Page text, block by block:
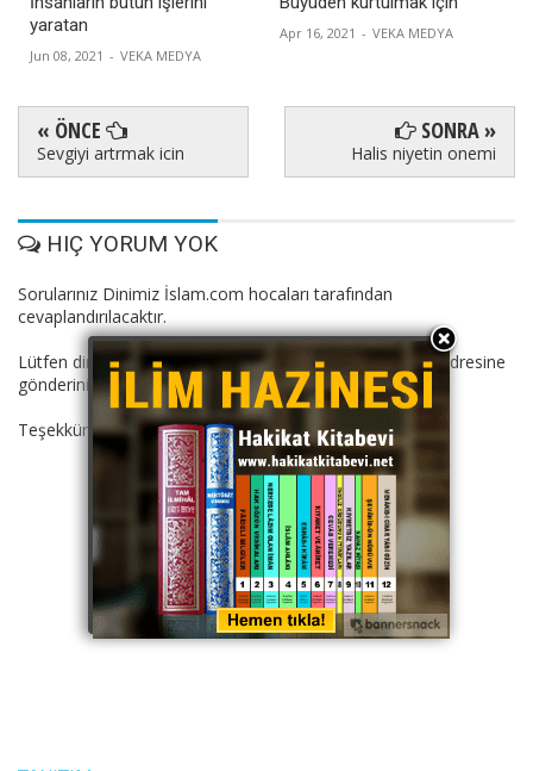
yaratan
Jun 08, 2021 - VEKA MEDYA
Apr 16, 2021 - VEKA MEDYA
« ÖNCE
Sevgiyi artrmak icin
SONRA »
Halis niyetin onemi
HIÇ YORUM YOK
Sorularınız Dinimiz İslam.com hocaları tarafından
cevaplandırılacaktır.
Lütfen dini suallerinizi: dinimizislam11@gmail.com mail adresine
gönderiniz.
Teşekkürler.